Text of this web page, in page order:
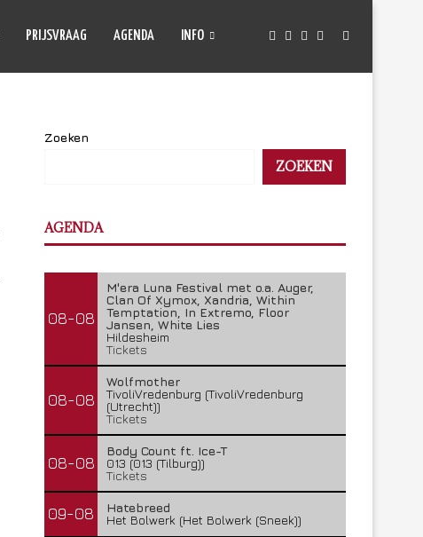
PRIJSVRAAG AGENDA INFO
Zoeken
ZOEKEN
AGENDA
08-08
M'era Luna Festival met o.a. Auger,
Clan Of Xymox, Xandria, Within
Temptation, In Extremo, Floor
Jansen, White Lies
Hildesheim
Tickets
08-08
Wolfmother
TivoliVredenburg (TivoliVredenburg
(Utrecht))
Tickets
08-08
Body Count ft. Ice-T
013 (013 (Tilburg))
Tickets
09-08
Hatebreed
Het Bolwerk (Het Bolwerk (Sneek))